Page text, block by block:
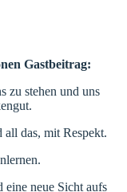
Gastbeitrag:
zu stehen und uns
das, mit Respekt.
eine neue Sicht aufs